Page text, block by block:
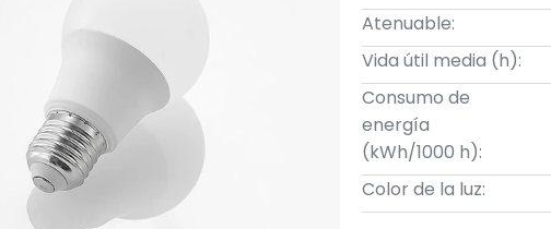
Atenuable:
Vida útil media (h):
Consumo de
energía
(kWh/1000 h):
Color de la luz: